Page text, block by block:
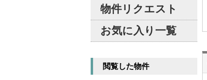
物件リクエスト
お気に入り一覧
閲覧した物件